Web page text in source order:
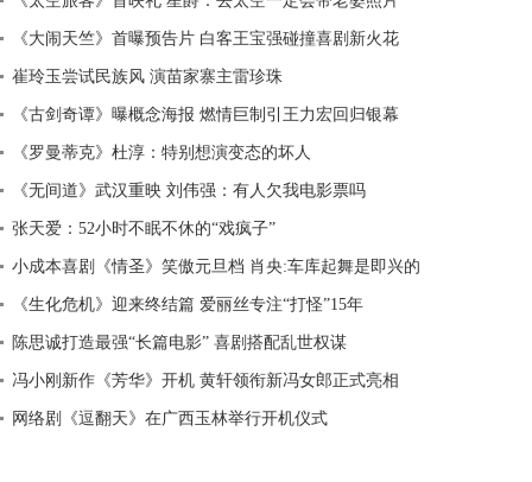
《大闹天竺》首曝预告片 白客王宝强碰撞喜剧新火花
崔玲玉尝试民族风 演苗家寨主雷珍珠
《古剑奇谭》曝概念海报 燃情巨制引王力宏回归银幕
《罗曼蒂克》杜淳：特别想演变态的坏人
《无间道》武汉重映 刘伟强：有人欠我电影票吗
张天爱：52小时不眠不休的“戏疯子”
小成本喜剧《情圣》笑傲元旦档 肖央:车库起舞是即兴的
《生化危机》迎来终结篇 爱丽丝专注“打怪”15年
陈思诚打造最强“长篇电影” 喜剧搭配乱世权谋
冯小刚新作《芳华》开机 黄轩领衔新冯女郎正式亮相
网络剧《逗翻天》在广西玉林举行开机仪式